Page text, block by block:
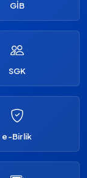
GİB
SGK
e-Birlik